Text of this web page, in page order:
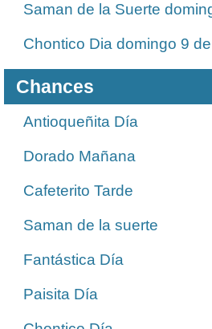
Saman de la Suerte
Chontico Dia domingo 9
Chances
Antioqueñita Día
Dorado Mañana
Cafeterito Tarde
Saman de la suerte
Fantástica Día
Paisita Día